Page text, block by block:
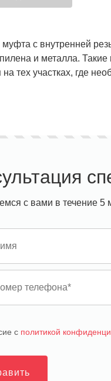
с внутренней
и металла.
тех участках, где
с вами в течение 5
с политикой